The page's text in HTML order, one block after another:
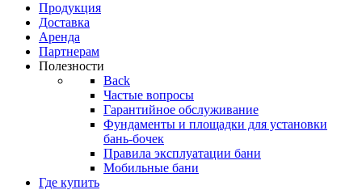
Продукция
Доставка
Аренда
Партнерам
Полезности
Back
Частые вопросы
Гарантийное обслуживание
Фундаменты и площадки для установки
бань-бочек
Правила эксплуатации бани
Мобильные бани
Где купить